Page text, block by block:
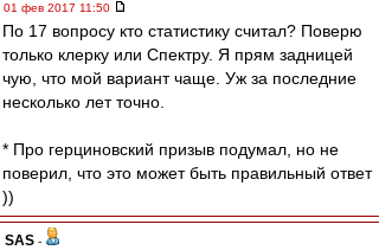
01 фев 2017 11:50
По 17 вопросу кто статистику считал? Поверю
только клерку или Спектру. Я прям задницей
чую, что мой вариант чаще. Уж за последние
несколько лет точно.
* Про герциновский призыв подумал, но не
поверил, что это может быть правильный ответ
))
SAS -